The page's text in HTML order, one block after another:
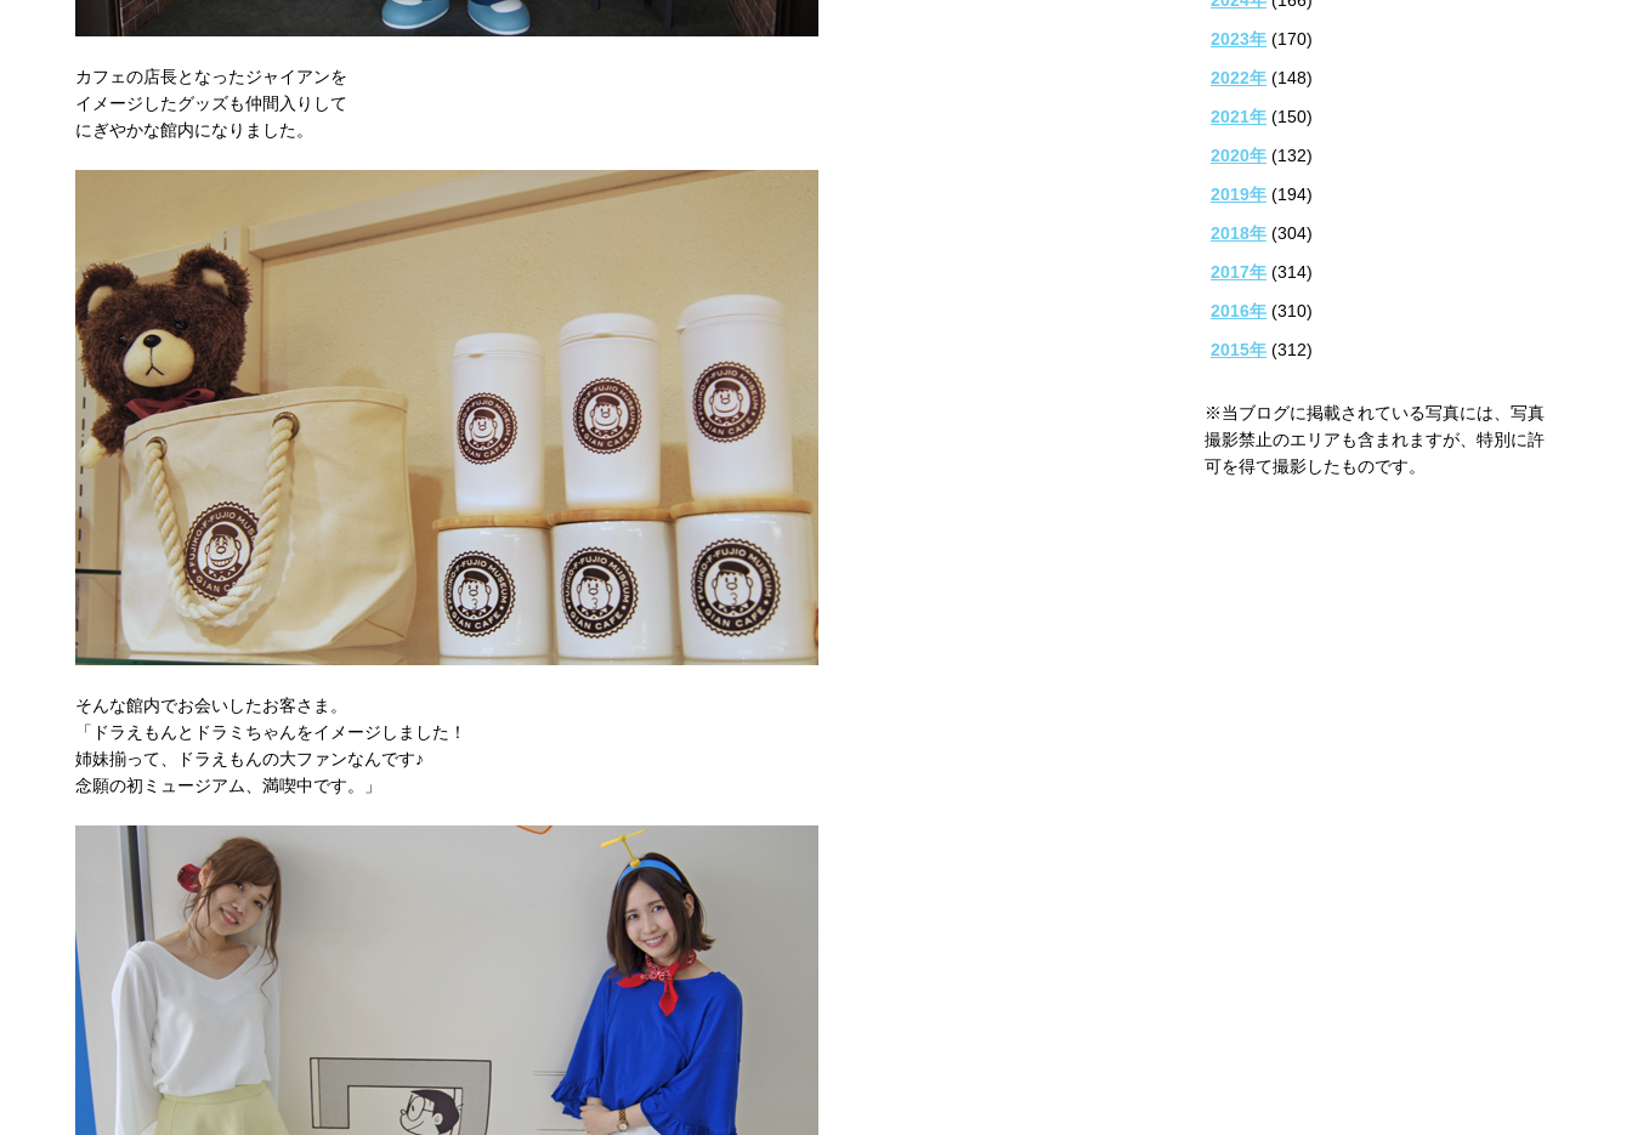
カフェの店長となったジャイアンを
イメージしたグッズも仲間入りして
にぎやかな館内になりました。
そんな館内でお会いしたお客さま。
「ドラえもんとドラミちゃんをイメージしました！
姉妹揃って、ドラえもんの大ファンなんです♪
念願の初ミュージアム、満喫中です。」
2023年 (170)
2022年 (148)
2021年 (150)
2020年 (132)
2019年 (194)
2018年 (304)
2017年 (314)
2016年 (310)
2015年 (312)
※当ブログに掲載されている写真には、写真
撮影禁止のエリアも含まれますが、特別に許
可を得て撮影したものです。